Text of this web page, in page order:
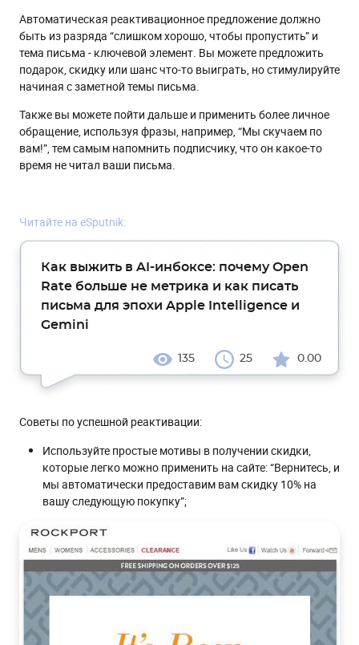
Автоматическая реактивационное предложение должно
быть из разряда “слишком хорошо, чтобы пропустить” и
тема письма - ключевой элемент. Вы можете предложить
подарок, скидку или шанс что-то выиграть, но стимулируйте
начиная с заметной темы письма.
Также вы можете пойти дальше и применить более личное
обращение, используя фразы, например, “Мы скучаем по
вам!”, тем самым напомнить подписчику, что он какое-то
время не читал ваши письма.
Читайте на eSputnik:
Как выжить в AI-инбоксе: почему Open
Rate больше не метрика и как писать
письма для эпохи Apple Intelligence и
Gemini
135 25 0.00
Советы по успешной реактивации:
Используйте простые мотивы в получении скидки,
которые легко можно применить на сайте: “Вернитесь, и
мы автоматически предоставим вам скидку 10% на
вашу следующую покупку”;